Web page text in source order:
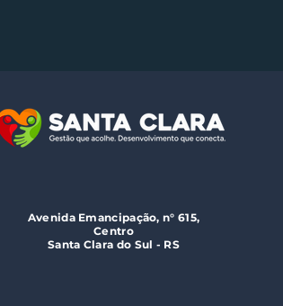
Avenida Emancipação, n° 615,
Centro
Santa Clara do Sul - RS